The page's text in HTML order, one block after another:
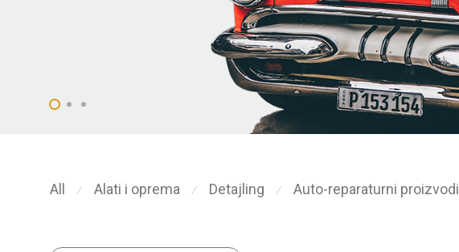
All ⁄ Alati i oprema ⁄ Detajling ⁄ Auto-reparaturni proizvodi